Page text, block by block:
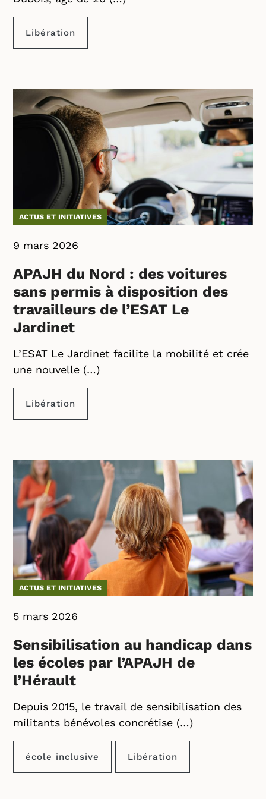
Libération
ACTUS ET INITIATIVES
9 mars 2026
APAJH du Nord : des voitures
sans permis à disposition des
travailleurs de l’ESAT Le
Jardinet
L’ESAT Le Jardinet facilite la mobilité et crée
une nouvelle (…)
Libération
ACTUS ET INITIATIVES
5 mars 2026
Sensibilisation au handicap dans
les écoles par l’APAJH de
l’Hérault
Depuis 2015, le travail de sensibilisation des
militants bénévoles concrétise (…)
école inclusive Libération